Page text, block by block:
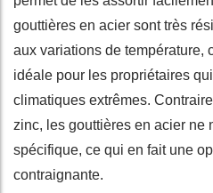
gouttières en acier sont très
aux variations de température,
idéale pour les propriétaires
climatiques extrêmes.
zinc, les gouttières en acier ne
spécifique, ce qui en fait une
contraignante.